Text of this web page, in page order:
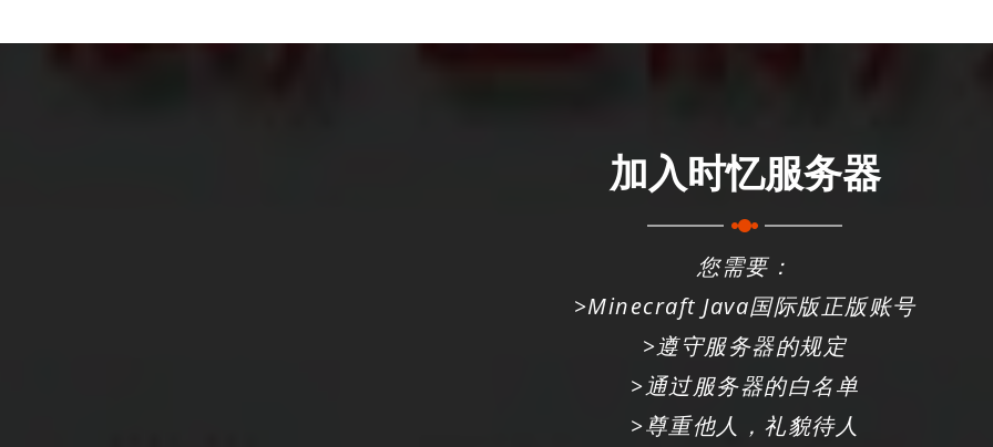
加入时忆服务器
您需要：
>Minecraft Java国际版正版账号
>遵守服务器的规定
>通过服务器的白名单
>尊重他人，礼貌待人